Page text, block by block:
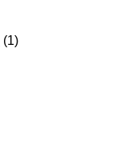
(1)